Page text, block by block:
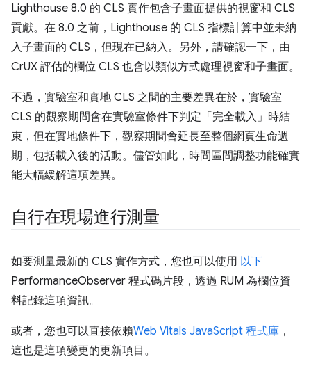
Lighthouse 8.0 的 CLS 實作包含子畫面提供的視窗和 CLS
貢獻。在 8.0 之前，Lighthouse 的 CLS 指標計算中並未納
入子畫面的 CLS，但現在已納入。另外，請確認一下，由
CrUX 評估的欄位 CLS 也會以類似方式處理視窗和子畫面。
不過，實驗室和實地 CLS 之間的主要差異在於，實驗室
CLS 的觀察期間會在實驗室條件下判定「完全載入」時結
束，但在實地條件下，觀察期間會延長至整個網頁生命週
期，包括載入後的活動。儘管如此，時間區間調整功能確實
能大幅緩解這項差異。
自行在現場進行測量
如要測量最新的 CLS 實作方式，您也可以使用 以下
PerformanceObserver 程式碼片段，透過 RUM 為欄位資
料記錄這項資訊。
或者，您也可以直接依賴Web Vitals JavaScript 程式庫 ，
這也是這項變更的更新項目。